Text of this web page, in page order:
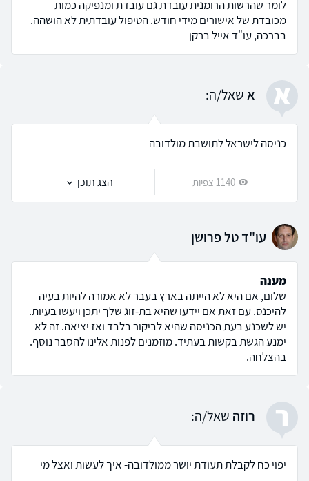
לומר שהרשות הרומנית עובדת גם עובדת ומנפיקה כמות
מכובדת של אישורים מידי חודש. הטיפול עובדתית לא הושהה.
בברכה, עו"ד אייל ברקן
א אשאל/ה:
כניסה לישראל לתושבת מולדובה
1140 צפיות הצג תוכן
עו"ד טל פרושן
מענה
שלום, אם היא לא הייתה בארץ בעבר לא אמורה להיות בעיה
להיכנס. עם זאת אם יידעו שהיא בת-זוג שלך יתכן ויעשו בעיות.
יש לשכנע בעת הכניסה שהיא לביקור בלבד ואז יציאה. זה לא
ימנע הגשת בקשות בעתיד. מוזמנים לפנות אלינו להסבר נוסף.
בהצלחה.
ר רוזה שאל/ה:
יפוי כח לקבלת תעודת יושר ממולדובה- איך לעשות ואצל מי